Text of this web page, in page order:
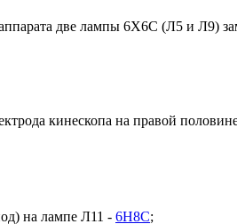
две лампы 6Х6С (Л5 и Л9)
кинескопа на правой
на лампе Л11 - 6Н8С;